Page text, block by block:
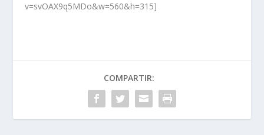
v=svOAX9q5MDo&w=560&h=315]
COMPARTIR: